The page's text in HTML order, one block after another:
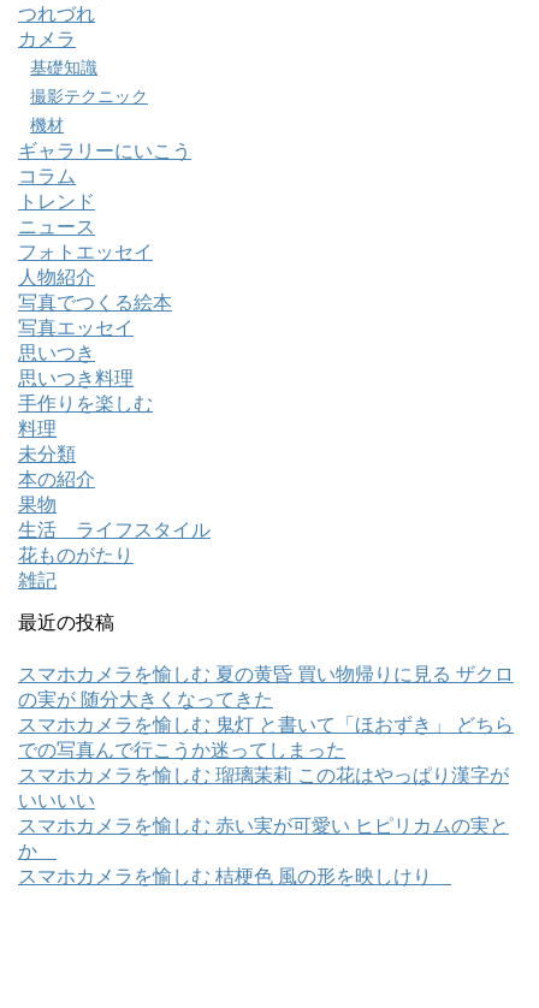
つれづれ
カメラ
基礎知識
撮影テクニック
機材
ギャラリーにいこう
コラム
トレンド
ニュース
フォトエッセイ
人物紹介
写真でつくる絵本
写真エッセイ
思いつき
思いつき料理
手作りを楽しむ
料理
未分類
本の紹介
果物
生活 ライフスタイル
花ものがたり
雑記
最近の投稿
スマホカメラを愉しむ 夏の黄昏 買い物帰りに見る ザクロ
の実が 随分大きくなってきた
スマホカメラを愉しむ 鬼灯 と書いて「ほおずき」 どちら
での写真んで行こうか迷ってしまった
スマホカメラを愉しむ 瑠璃茉莉 この花はやっぱり漢字が
いいいい
スマホカメラを愉しむ 赤い実が可愛い ヒピリカムの実と
か
スマホカメラを愉しむ 桔梗色 風の形を映しけり